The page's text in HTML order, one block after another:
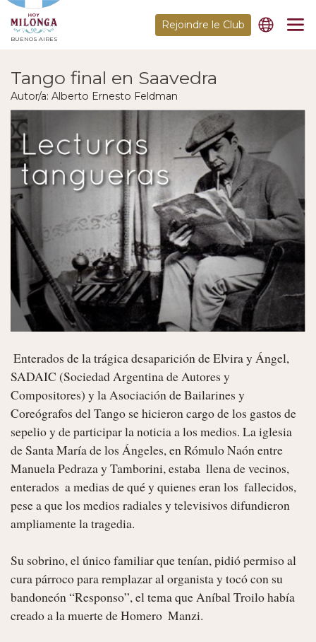
BUENOS AIRES
Rejoindre le Club
Tango final en Saavedra
Autor/a: Alberto Ernesto Feldman
SADAIC (Sociedad Argentina de Autores y
Compositores) y la Asociación de Bailarines y
Coreógrafos del Tango se hicieron cargo de los gastos de
sepelio y de participar la noticia a los medios. La iglesia
de Santa María de los Ángeles, en Rómulo Naón entre
Manuela Pedraza y Tamborini, estaba  llena de vecinos,
enterados  a medias de qué y quienes eran los  fallecidos,
pese a que los medios radiales y televisivos difundieron
ampliamente la tragedia.
Su sobrino, el único familiar que tenían, pidió permiso al
cura párroco para remplazar al organista y tocó con su
bandoneón “Responso”, el tema que Aníbal Troilo había
creado a la muerte de Homero  Manzi.